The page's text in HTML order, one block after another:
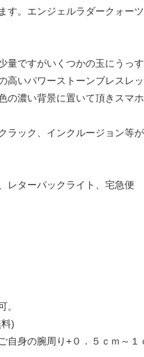
す。エンジェルラダークォー
量ですがいくつかの玉にうっ
いパワーストーンブレスレッ
濃い背景に置いて頂きスマ
ック、インクルージョン等
レターパックライト、宅急便
。
)
身の腕周り+０．５ｃｍ～１